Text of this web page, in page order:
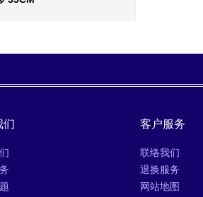
收藏 ›
们 客户服务
联络我们
退换服务
网站地图